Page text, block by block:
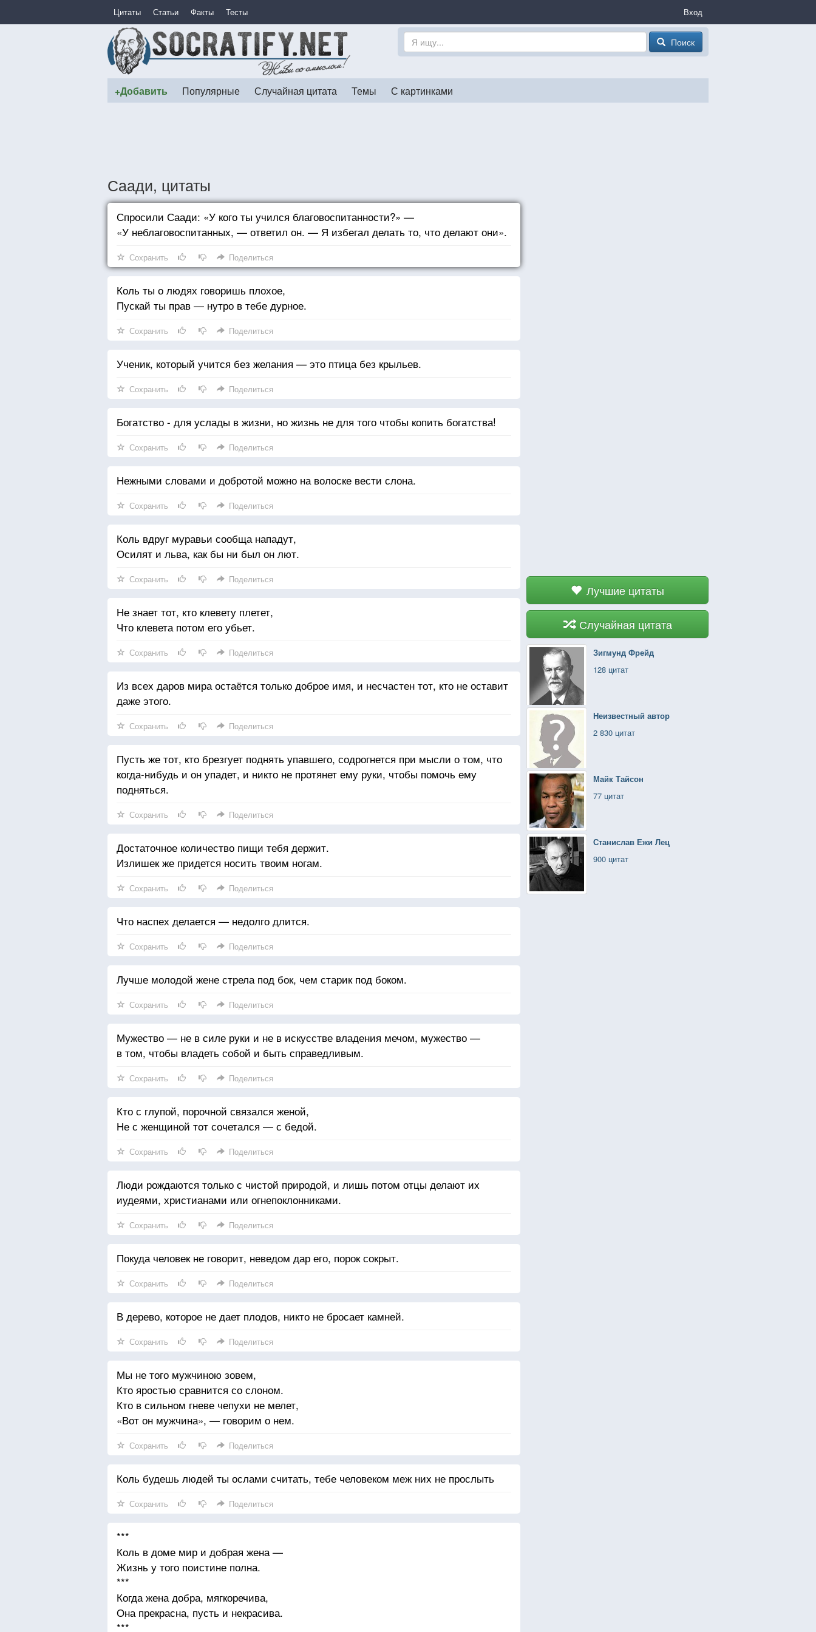
Цитаты Статьи Факты Тесты Вход
Поиск
+Добавить Популярные Случайная цитата Темы С картинками
Саади, цитаты
Лучшие цитаты
Случайная цитата
Зигмунд Фрейд
128 цитат
Неизвестный автор
2 830 цитат
Майк Тайсон
77 цитат
Станислав Ежи Лец
900 цитат
Спросили Саади: «У кого ты учился благовоспитанности?» —
«У неблаговоспитанных, — ответил он. — Я избегал делать то, что делают они».
Сохранить Поделиться
Коль ты о людях говоришь плохое,
Пускай ты прав — нутро в тебе дурное.
Сохранить Поделиться
Ученик, который учится без желания — это птица без крыльев.
Сохранить Поделиться
Богатство - для услады в жизни, но жизнь не для того чтобы копить богатства!
Сохранить Поделиться
Нежными словами и добротой можно на волоске вести слона.
Сохранить Поделиться
Коль вдруг муравьи сообща нападут,
Осилят и льва, как бы ни был он лют.
Сохранить Поделиться
Не знает тот, кто клевету плетет,
Что клевета потом его убьет.
Сохранить Поделиться
Из всех даров мира остаётся только доброе имя, и несчастен тот, кто не оставит
даже этого.
Сохранить Поделиться
Пусть же тот, кто брезгует поднять упавшего, содрогнется при мысли о том, что
когда-нибудь и он упадет, и никто не протянет ему руки, чтобы помочь ему
подняться.
Сохранить Поделиться
Достаточное количество пищи тебя держит.
Излишек же придется носить твоим ногам.
Сохранить Поделиться
Что наспех делается — недолго длится.
Сохранить Поделиться
Лучше молодой жене стрела под бок, чем старик под боком.
Сохранить Поделиться
Мужество — не в силе руки и не в искусстве владения мечом, мужество —
в том, чтобы владеть собой и быть справедливым.
Сохранить Поделиться
Кто с глупой, порочной связался женой,
Не с женщиной тот сочетался — с бедой.
Сохранить Поделиться
Люди рождаются только с чистой природой, и лишь потом отцы делают их
иудеями, христианами или огнепоклонниками.
Сохранить Поделиться
Покуда человек не говорит, неведом дар его, порок сокрыт.
Сохранить Поделиться
В дерево, которое не дает плодов, никто не бросает камней.
Сохранить Поделиться
Мы не того мужчиною зовем,
Кто яростью сравнится со слоном.
Кто в сильном гневе чепухи не мелет,
«Вот он мужчина», — говорим о нем.
Сохранить Поделиться
Коль будешь людей ты ослами считать, тебе человеком меж них не прослыть
Сохранить Поделиться
***
Коль в доме мир и добрая жена —
Жизнь у того поистине полна.
***
Когда жена добра, мягкоречива,
Она прекрасна, пусть и некрасива.
***